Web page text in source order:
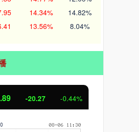
14.34% 14.82%
13.56% 8.04%
-20.27 -0.44%